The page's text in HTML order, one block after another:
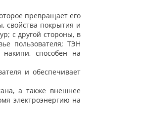
превращает его
свойства покрытия и
с другой стороны, в
пользователя; ТЭН
способен на
и обеспечивает
а также внешнее
электроэнергию на